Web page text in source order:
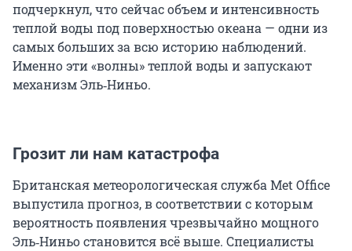
подчеркнул, что сейчас объем и интенсивность
теплой воды под поверхностью океана — одни из
самых больших за всю историю наблюдений.
Именно эти «волны» теплой воды и запускают
механизм Эль‑Ниньо.
Грозит ли нам катастрофа
Британская метеорологическая служба Met Office
выпустила прогноз, в соответствии с которым
вероятность появления чрезвычайно мощного
Эль‑Ниньо становится всё выше. Специалисты